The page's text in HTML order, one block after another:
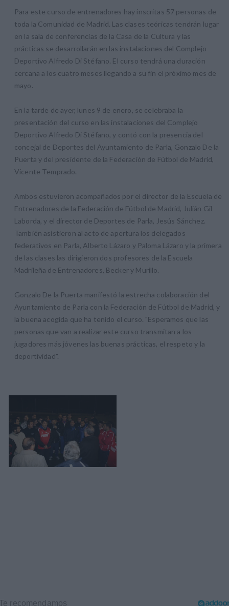
Para este curso de entrenadores hay inscritas 57 personas de
toda la Comunidad de Madrid. Las clases teóricas tendrán lugar
en la sala de conferencias de la Casa de la Cultura y las
prácticas se desarrollarán en las instalaciones del Complejo
Deportivo Alfredo Di Stéfano. El curso tendrá una duración
cercana a los cuatro meses llegando a su fin el próximo mes de
mayo.
En la tarde de ayer, lunes 9 de enero, se celebraba la
presentación del curso en las instalaciones del Complejo
Deportivo Alfredo Di Stéfano, y contó con la presencia del
concejal de Deportes del Ayuntamiento de Parla, Gonzalo De la
Puerta y del presidente de la Federación de Fútbol de Madrid,
Vicente Temprado.
Ambos estuvieron acompañados por el director de la Escuela de
Entrenadores de la Federación de Fútbol de Madrid, Julián Gil
Laborda, y el director de Deportes de Parla, Jesús Sánchez.
También asistieron al acto de apertura los delegados
federativos en Parla, Alberto Lázaro y Paloma Lázaro y la primera
de las clases las dirigieron dos profesores de la Escuela
Madrileña de Entrenadores, Becker y Murillo.
Gonzalo De la Puerta manifestó la estrecha colaboración del
Ayuntamiento de Parla con la Federación de Fútbol de Madrid, y
la buena acogida que ha tenido el curso. "Esperamos que las
personas que van a realizar este curso transmitan a los
jugadores más jóvenes las buenas prácticas, el respeto y la
deportividad".